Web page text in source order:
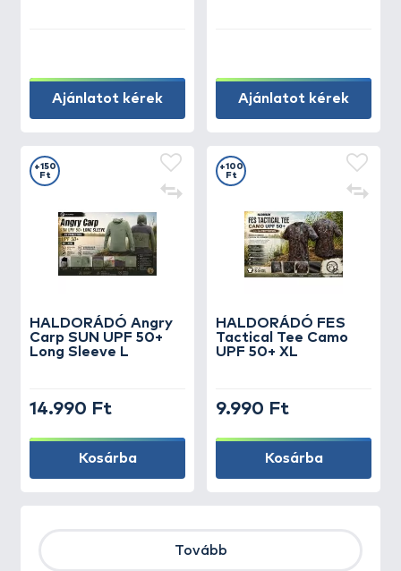
Ajánlatot kérek Ajánlatot kérek
HALDORÁDÓ Angry
Carp SUN UPF 50+
Long Sleeve L
+150
Ft
14.990 Ft
Kosárba
HALDORÁDÓ FES
Tactical Tee Camo
UPF 50+ XL
+100
Ft
9.990 Ft
Kosárba
Tovább